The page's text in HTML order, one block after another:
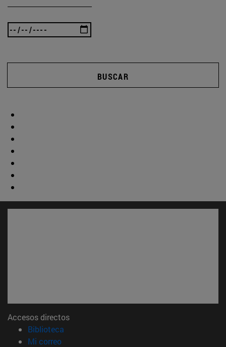
BUSCAR
Accesos directos
Biblioteca
Mi correo(abre en nueva ventana)